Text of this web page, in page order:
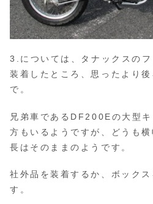
3.については、タナックスの
装着したところ、思ったより
で。
兄弟車であるDF200Eの大型
方もいるようですが、どうも
長はそのままのようです。
社外品を装着するか、ボック
す。